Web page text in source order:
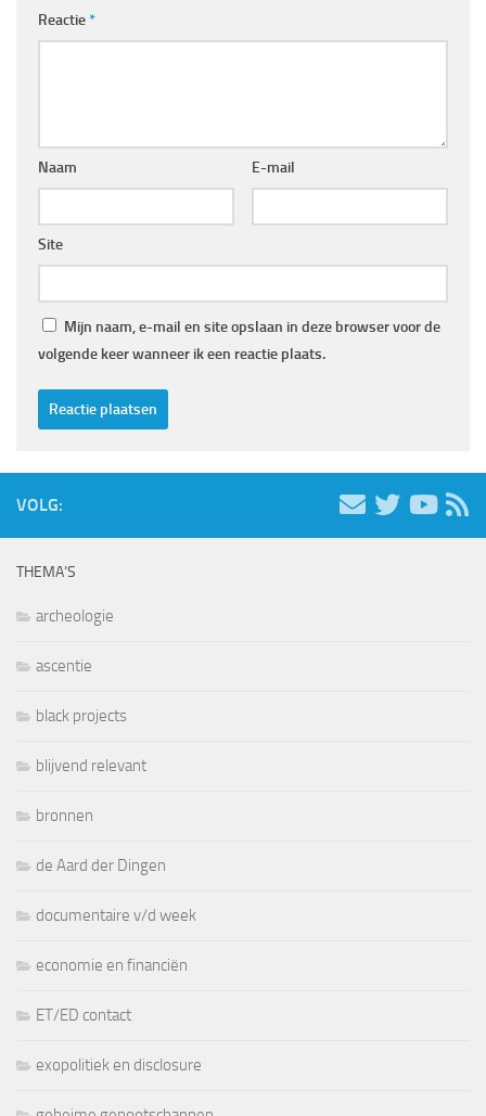
Reactie*
Naam E-mail
Site
Mijn naam, e-mail en site opslaan in deze browser voor de
volgende keer wanneer ik een reactie plaats.
VOLG:
THEMA’S
archeologie
ascentie
black projects
blijvend relevant
bronnen
de Aard der Dingen
documentaire v/d week
economie en financiën
ET/ED contact
exopolitiek en disclosure